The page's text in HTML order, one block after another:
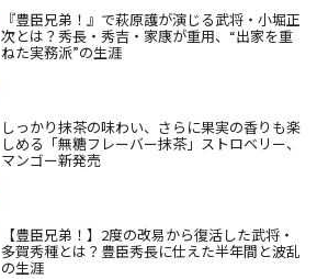
『豊臣兄弟！』で萩原護が演じる武将・小堀正
次とは？秀長・秀吉・家康が重用、“出家を重
ねた実務派”の生涯
しっかり抹茶の味わい、さらに果実の香りも楽
しめる「無糖フレーバー抹茶」ストロベリー、
マンゴー新発売
【豊臣兄弟！】2度の改易から復活した武将・
多賀秀種とは？豊臣秀長に仕えた半年間と波乱
の生涯